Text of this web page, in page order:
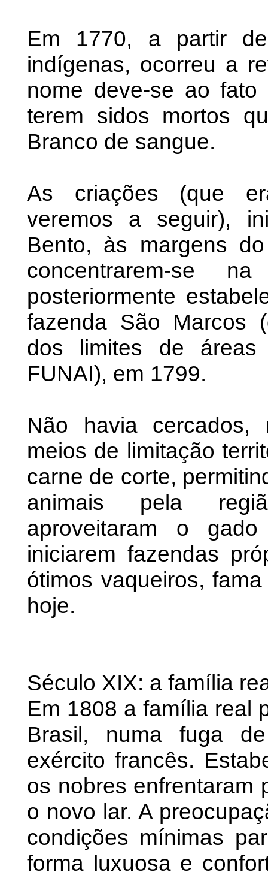
Em 1770, a partir
indígenas, ocorreu a
nome deve-se ao
terem sidos mortos
Branco de sangue.
As criações (que
veremos a seguir),
Bento, às margens
concentrarem-se
posteriormente
fazenda São Marcos
dos limites de áreas
FUNAI), em 1799.
Não havia cercados,
meios de limitação
carne de corte,
animais pela
aproveitaram o
iniciarem fazendas
ótimos vaqueiros,
hoje.
Século XIX: a família
Em 1808 a família real
Brasil, numa fuga
exército francês.
os nobres enfrentaram
o novo lar. A
condições mínimas
forma luxuosa e